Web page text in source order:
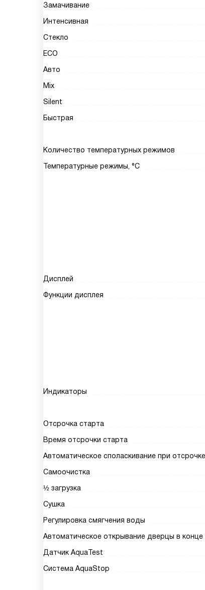
Замачивание
Интенсивная
Стекло
ECO
Авто
Mix
Silent
Быстрая
Количество температурных режимов
Температурные режимы, °С
Дисплей
Функции дисплея
Индикаторы
Отсрочка старта
Время отсрочки старта
Автоматическое споласкивание при
Самоочистка
½ загрузка
Сушка
Регулировка смягчения воды
Автоматическое открывание дверцы в конце
Датчик AquaTest
Система AquaStop